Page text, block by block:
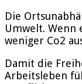
Die
Umwelt. Wenn
weniger Co2
Damit die
Arbeitsleben